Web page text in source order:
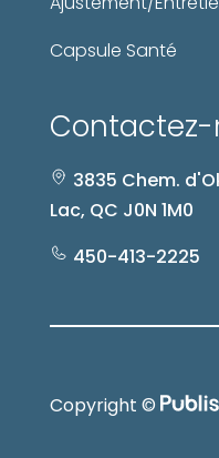
Capsule Santé
3835 Chem.
Lac, QC J0N 1M0
450-413-2225
Copyright ©